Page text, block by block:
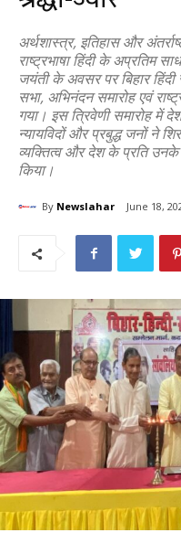
अर्थशास्त्र, इतिहास और
राष्ट्रभाषा हिंदी के अप्रतिम
जयंती के अवसर पर बिहार
सभा, अभिनंदन समारोह एवं
गया। इस त्रिवेणी समारोह में
न्यायविदों और प्रबुद्ध जनों ने
व्यक्तित्व और देश के प्रति उनके
किया।
By Newslahar June 18,